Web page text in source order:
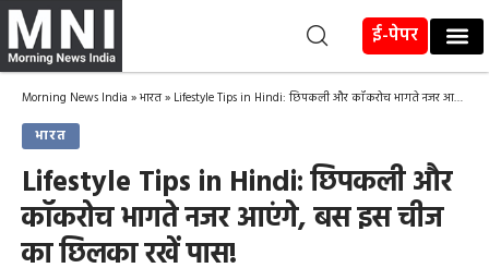
ई-पेपर
Morning News India »भारत» Lifestyle Tips in Hindi: छिपकली और कॉकरोच भागते नजर आएंगे, बस इस चीज का छिलका रखें पास!
भारत
Lifestyle Tips in Hindi: छिपकली और
कॉकरोच भागते नजर आएंगे, बस इस चीज
का छिलका रखें पास!